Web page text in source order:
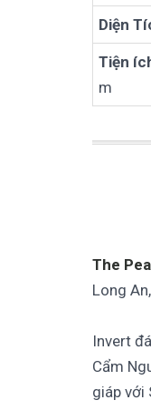
Diện
Tiện
m
The
Long
Invert
Cẩm
giáp với